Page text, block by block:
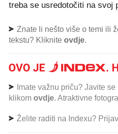
treba se usredotočiti na svoj
Znate li nešto više o temi ili
tekstu? Kliknite ovdje.
Imate važnu priču? Javite se
klikom ovdje. Atraktivne
Želite raditi na Indexu?